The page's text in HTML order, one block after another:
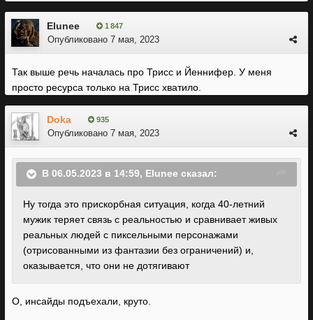
Elunee 1 847
Опубликовано 7 мая, 2023
Так выше речь началась про Трисс и Йеннифер. У меня
просто ресурса только на Трисс хватило.
Doka 935
Опубликовано 7 мая, 2023
В 06.05.2023 в 14:59, Elunee сказал:
Ну тогда это прискорбная ситуация, когда 40-летний
мужик теряет связь с реальностью и сравнивает живых
реальных людей с пиксельными персонажами
(отрисованными из фантазии без ограничений) и,
оказывается, что они не дотягивают
О, инсайды подъехали, круто.